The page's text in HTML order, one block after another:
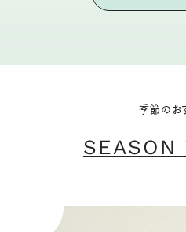
季節のお
SEASON